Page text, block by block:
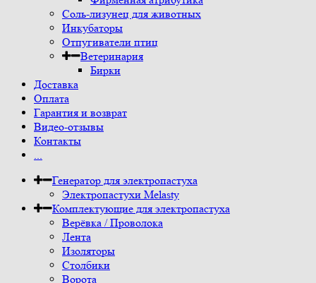
Соль-лизунец для животных
Инкубаторы
Отпугиватели птиц
Ветеринария
Бирки
Доставка
Оплата
Гарантия и возврат
Видео-отзывы
Контакты
...
Генератор для электропастуха
Электропастухи Melasty
Комплектующие для электропастуха
Верёвка / Проволока
Лента
Изоляторы
Столбики
Ворота